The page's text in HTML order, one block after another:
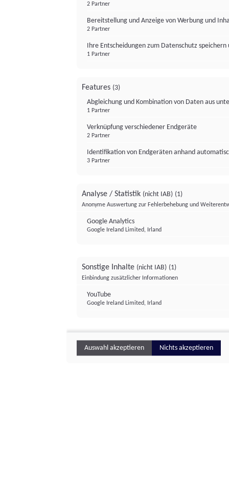
2 Partner
Bereitstellung und Anzeige von Werbung und
2 Partner
Ihre Entscheidungen zum Datenschutz
1 Partner
Features (3)
Abgleichung und Kombination von Daten aus
1 Partner
Verknüpfung verschiedener Endgeräte
2 Partner
Identifikation von Endgeräten anhand
3 Partner
Analyse / Statistik (nicht IAB) (1)
Anonyme Auswertung zur Fehlerbehebung und
Google Analytics
Google Ireland Limited, Irland
Sonstige Inhalte (nicht IAB) (1)
Einbindung zusätzlicher Informationen
YouTube
Google Ireland Limited, Irland
Auswahl akzeptieren Nichts akzeptieren